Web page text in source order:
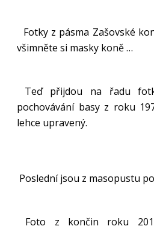
Fotky z pásma Zašovské
všimněte si masky koně …
Teď přijdou na řadu
pochovávání basy z roku
lehce upravený.
Poslední jsou z masopustu
Foto z končin roku